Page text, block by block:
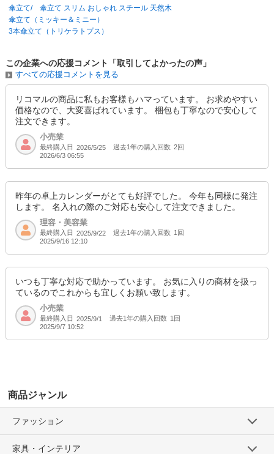
御注文のタイミングによっては、まれに欠品・完売となる場合がございま
傘立て/ 傘立て スリム おしゃれ スチール 天然木
傘立て（ミッキー＆ミニー）
3本傘立て（トリケラトプス）
この企業への応援コメント「取引してよかったの声」
すべての応援コメントを見る
リコマルの商品に私もお客様もハマっています。 お求めやすい
価格なので、大変喜ばれています。 梱包も丁寧なので安心して
注文できます。
小売業
最終購入日 2026/5/25 過去1年の購入回数 2回
2026/6/3 06:55
昨年の卓上カレンダーがとても好評でした。 今年も同様に発注
します。 名入れの際のご対応も安心して注文できました。
理容・美容業
最終購入日 2025/9/22 過去1年の購入回数 1回
2025/9/16 12:10
いつも丁寧な対応で助かっています。 お気に入りの商材を扱っ
ているのでこれからも宜しくお願い致します。
小売業
最終購入日 2025/9/1 過去1年の購入回数 1回
2025/9/7 10:52
商品ジャンル
ファッション
家具・インテリア